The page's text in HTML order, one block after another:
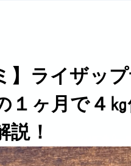
】ライザッ
１ヶ月で４
説！